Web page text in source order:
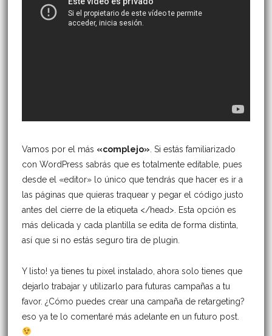
Vamos por el más «complejo» . Si estás familiarizado
con WordPress sabrás que es totalmente editable, pues
desde el «editor» lo único que tendrás que hacer es ir a
las páginas que quieras traquear y pegar el código justo
antes del cierre de la etiqueta </head>. Esta opción es
más delicada y cada plantilla se edita de forma distinta,
así que si no estás seguro tira de plugin.
Y listo! ya tienes tu pixel instalado, ahora solo tienes que
dejarlo trabajar y utilizarlo para futuras campañas a tu
favor. ¿Cómo puedes crear una campaña de retargeting?
eso ya te lo comentaré más adelante en un futuro post.